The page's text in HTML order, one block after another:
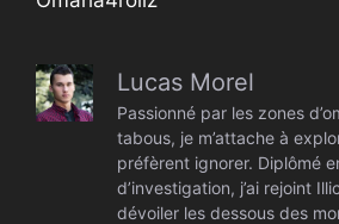
Lucas Morel
Passionné par les zones
tabous, je m’attache à
préfèrent ignorer. Diplômé
d’investigation, j’ai rejoint
dévoiler les dessous des